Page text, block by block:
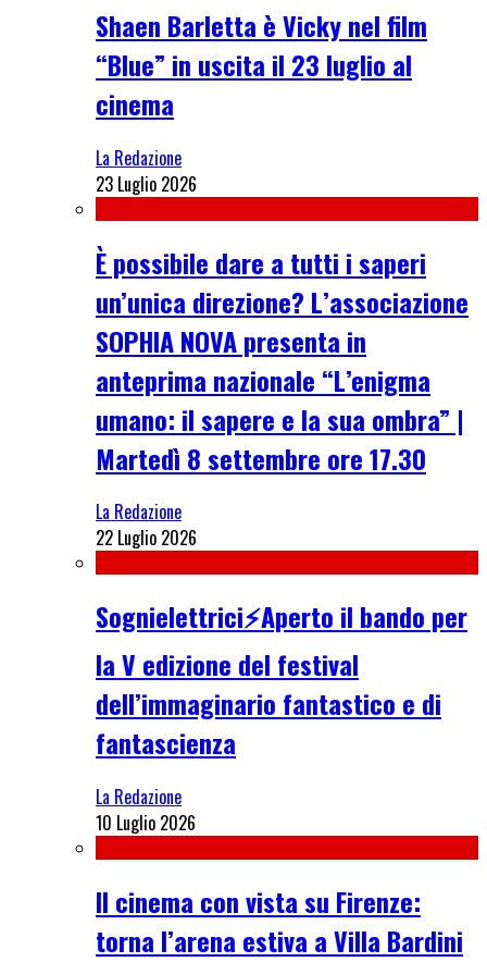
Shaen Barletta è Vicky nel film
“Blue” in uscita il 23 luglio al
cinema
La Redazione
23 Luglio 2026
È possibile dare a tutti i saperi
un’unica direzione? L’associazione
SOPHIA NOVA presenta in
anteprima nazionale “L’enigma
umano: il sapere e la sua ombra” |
Martedì 8 settembre ore 17.30
La Redazione
22 Luglio 2026
Sognielettrici⚡Aperto il bando per
la V edizione del festival
dell’immaginario fantastico e di
fantascienza
La Redazione
10 Luglio 2026
Il cinema con vista su Firenze:
torna l’arena estiva a Villa Bardini